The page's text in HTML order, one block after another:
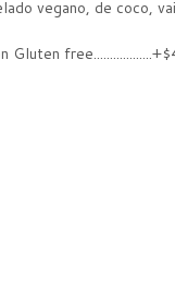
vegano, de coco,
Gluten